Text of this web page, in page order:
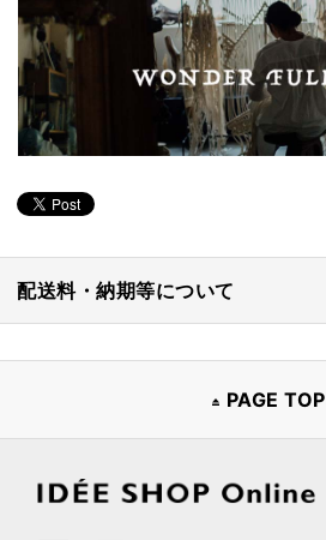
配送料・納期等について
PAGE TOP